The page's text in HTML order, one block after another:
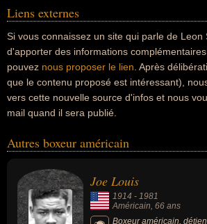
Liens externes
Si vous connaissez un site qui parle de Leon
d'apporter des informations
pouvez nous proposer le lien . Après
que le contenu proposé est intéressant),
vers cette nouvelle source d'infos et nous
mail quand il sera publié.
Autres boxeur américain
Joe Louis
1914 - 1981
Américain, 66 ans
Boxeur américain,